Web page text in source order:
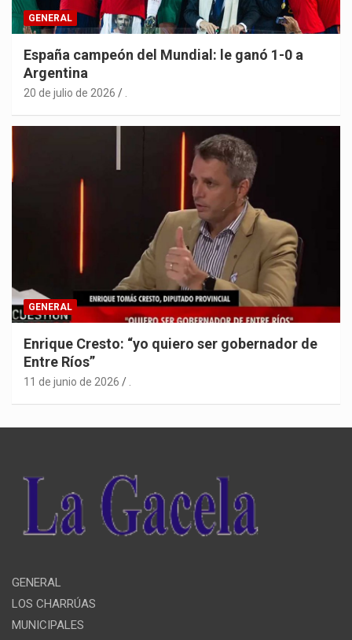
GENERAL
España campeón del Mundial: le ganó 1-0 a
Argentina
20 de julio de 2026
GENERAL
Enrique Cresto: “yo quiero ser gobernador de
Entre Ríos”
11 de junio de 2026 .
GENERAL
LOS CHARRÚAS
MUNICIPALES